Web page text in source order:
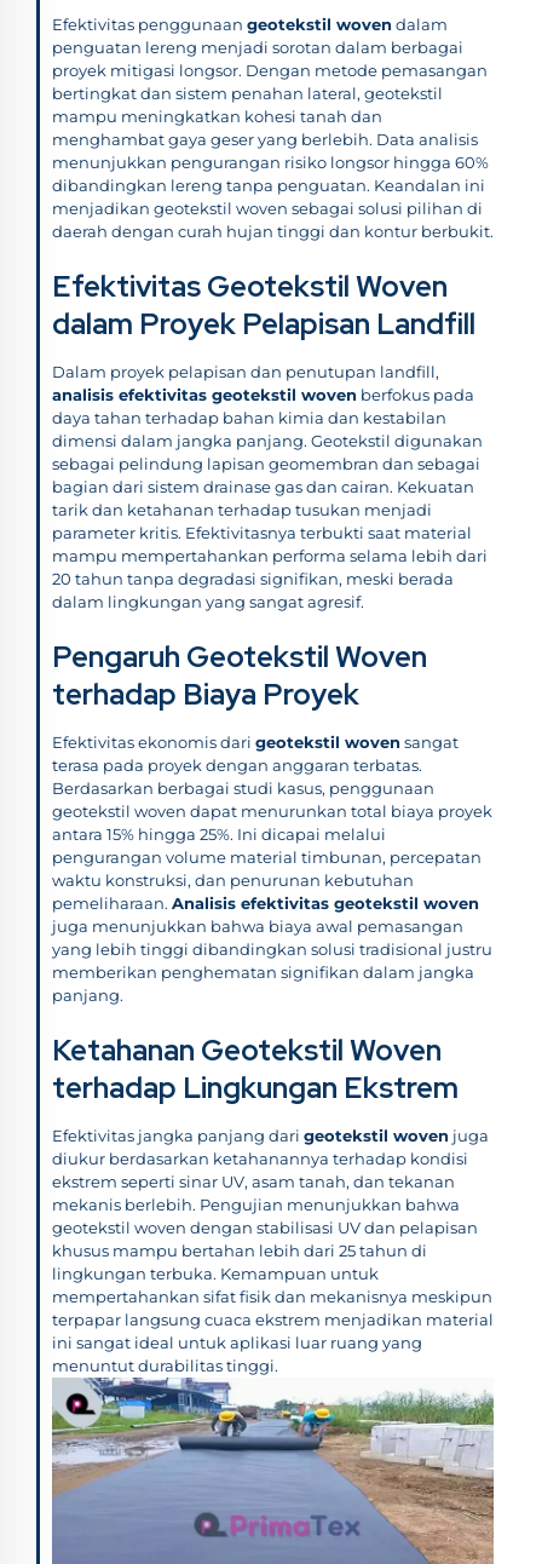
Efektivitas penggunaan geotekstil wovendalam
penguatan lereng menjadi sorotan dalam berbagai
proyek mitigasi longsor. Dengan metode pemasangan
bertingkat dan sistem penahan lateral, geotekstil
mampu meningkatkan kohesi tanah dan
menghambat gaya geser yang berlebih. Data analisis
menunjukkan pengurangan risiko longsor hingga 60%
dibandingkan lereng tanpa penguatan. Keandalan ini
menjadikan geotekstil woven sebagai solusi pilihan di
daerah dengan curah hujan tinggi dan kontur berbukit.
Efektivitas Geotekstil Woven
dalam Proyek Pelapisan Landfill
Dalam proyek pelapisan dan penutupan landfill,
analisis efektivitas geotekstil woven berfokus pada
daya tahan terhadap bahan kimia dan kestabilan
dimensi dalam jangka panjang. Geotekstil digunakan
sebagai pelindung lapisan geomembran dan sebagai
bagian dari sistem drainase gas dan cairan. Kekuatan
tarik dan ketahanan terhadap tusukan menjadi
parameter kritis. Efektivitasnya terbukti saat material
mampu mempertahankan performa selama lebih dari
20 tahun tanpa degradasi signifikan, meski berada
dalam lingkungan yang sangat agresif.
Pengaruh Geotekstil Woven
terhadap Biaya Proyek
Efektivitas ekonomis dari geotekstil wovensangat
terasa pada proyek dengan anggaran terbatas.
Berdasarkan berbagai studi kasus, penggunaan
geotekstil woven dapat menurunkan total biaya proyek
antara 15% hingga 25%. Ini dicapai melalui
pengurangan volume material timbunan, percepatan
waktu konstruksi, dan penurunan kebutuhan
pemeliharaan. Analisis efektivitas geotekstil woven
juga menunjukkan bahwa biaya awal pemasangan
yang lebih tinggi dibandingkan solusi tradisional justru
memberikan penghematan signifikan dalam jangka
panjang.
Ketahanan Geotekstil Woven
terhadap Lingkungan Ekstrem
Efektivitas jangka panjang dari geotekstil woven juga
diukur berdasarkan ketahanannya terhadap kondisi
ekstrem seperti sinar UV, asam tanah, dan tekanan
mekanis berlebih. Pengujian menunjukkan bahwa
geotekstil woven dengan stabilisasi UV dan pelapisan
khusus mampu bertahan lebih dari 25 tahun di
lingkungan terbuka. Kemampuan untuk
mempertahankan sifat fisik dan mekanisnya meskipun
terpapar langsung cuaca ekstrem menjadikan material
ini sangat ideal untuk aplikasi luar ruang yang
menuntut durabilitas tinggi.